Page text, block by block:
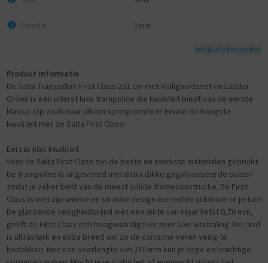
Garantie 2 jaar
bekijk alle kenmerken
Product informatie
De Salta Trampoline First Class 251 cm met Veiligheidsnet en Ladder -
Groen is een uiterst luxe trampoline die kwaliteit biedt van de eerste
klasse. Op zoek naar ultiem springcomfort? Ervaar de hoogste
kwaliteit met de Salta First Class!
Eerste klas kwaliteit
Voor de Salta First Class zijn de beste en sterkste materialen gebruikt.
De trampoline is uitgevoerd met extra dikke gegalvaniseerde buizen
zodat je zeker bent van de meest solide frameconstructie. De First
Class is met zijn unieke en strakke design een echte uitblinker in je tuin!
De glanzende veiligheidsrand met een dikte van maar liefst 0,76 mm,
geeft de First Class een hoogwaardige en zeer luxe uitstraling. De rand
is ultrasterk en extra breed om zo de conische veren veilig te
bedekken. Met een veerlengte van 210 mm kun je hoge en krachtige